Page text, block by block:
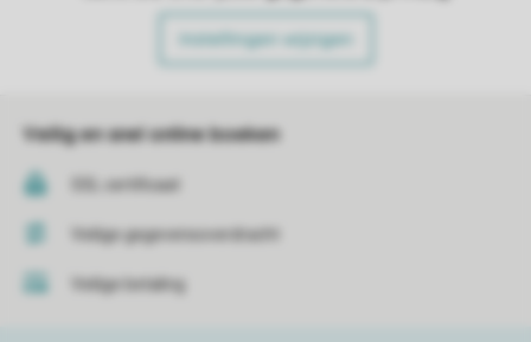
Instellingen wijzigen
Veilig en snel online boeken
SSL certificaat
Veilige gegevensoverdracht
Veilige betaling